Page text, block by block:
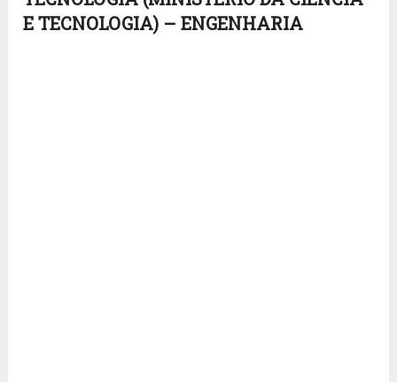
E TECNOLOGIA) – ENGENHARIA